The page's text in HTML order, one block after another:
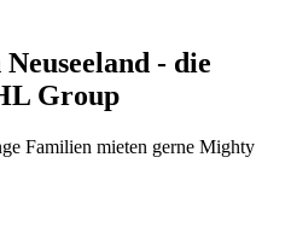
- die
Group
Familien mieten gerne Mighty